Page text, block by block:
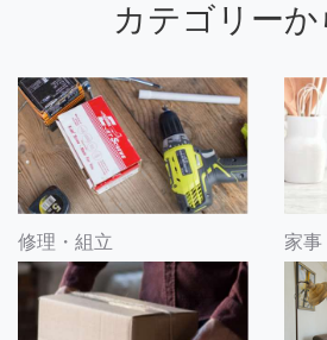
カテゴリーか
修理・組立 家事